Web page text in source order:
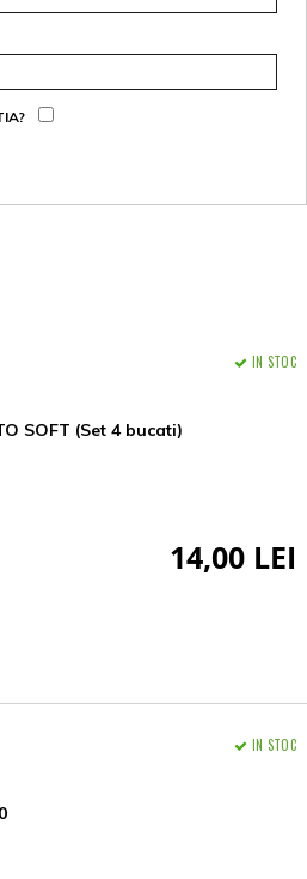
SOFT (Set 4 bucati)
IN STOC
14,00 LEI
IN STOC